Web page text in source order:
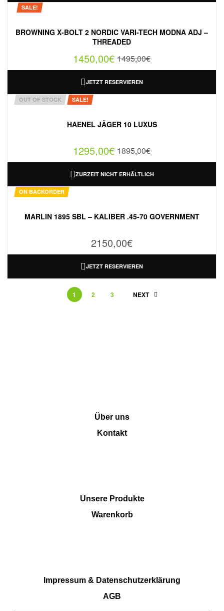
SALE!
BROWNING X-BOLT 2 NORDIC VARI-TECH MODNA ADJ –
THREADED
1495,00€
1450,00€
JETZT RESERVIEREN
OUT OF STOCK SALE!
HAENEL JÄGER 10 LUXUS
1895,00€
1295,00€
ZURZEIT NICHT ERHÄLTLICH
ON BACKORDER
MARLIN 1895 SBL – KALIBER .45-70 GOVERNMENT
2150,00€
JETZT RESERVIEREN
1 2 3 NEXT
Über uns
Kontakt
Unsere Produkte
Warenkorb
Impressum & Datenschutzerklärung
AGB